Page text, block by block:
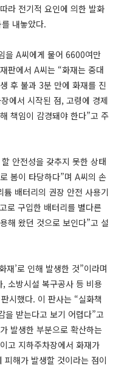
라 전기적 요인에 의한 발화
내놓았다.
을 A씨에게 물어 6600여만
판에서 A씨는 “화재는 중대
후 불과 3분 만에 화재를 진
에서 시작된 점, 고령에 경제
책임이 감경돼야 한다”고 주
안전성을 갖추지 못한 상태
봄이 타당하다”며 A씨의 손
배터리의 권장 안전 사용기
로 구입한 배터리를 별다른
해 왔던 것으로 보인다”고 설
재’로 인해 발생한 것”이라며
소방시설 복구공사 등 비용
시했다. 이 판사는 “실화책
을 받는다고 보기 어렵다”고
발생한 부분으로 확산하는
고 지하주차장에서 화재가
해가 발생할 것이라는 점이